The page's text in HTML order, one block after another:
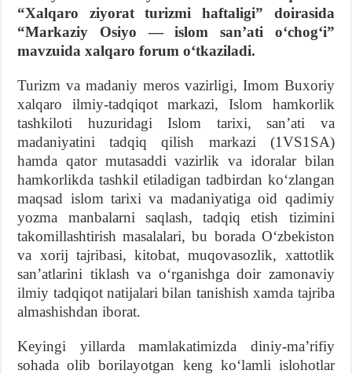
“Xalqaro ziyorat turizmi haftaligi” doirasida
“Markaziy Osiyo — islom sanʼati oʻchogʻi”
mavzuida xalqaro forum oʻtkaziladi.
Turizm va madaniy meros vazirligi, Imom Buxoriy
xalqaro ilmiy-tadqiqot markazi, Islom hamkorlik
tashkiloti huzuridagi Islom tarixi, sanʼati va
madaniyatini tadqiq qilish markazi (1VS1SA)
hamda qator mutasaddi vazirlik va idoralar bilan
hamkorlikda tashkil etiladigan tadbirdan koʻzlangan
maqsad islom tarixi va madaniyatiga oid qadimiy
yozma manbalarni saqlash, tadqiq etish tizimini
takomillashtirish masalalari, bu borada Oʻzbekiston
va xorij tajribasi, kitobat, muqovasozlik, xattotlik
sanʼatlarini tiklash va oʻrganishga doir zamonaviy
ilmiy tadqiqot natijalari bilan tanishish xamda tajriba
almashishdan iborat.
Keyingi yillarda mamlakatimizda diniy-maʼrifiy
sohada olib borilayotgan keng koʻlamli islohotlar